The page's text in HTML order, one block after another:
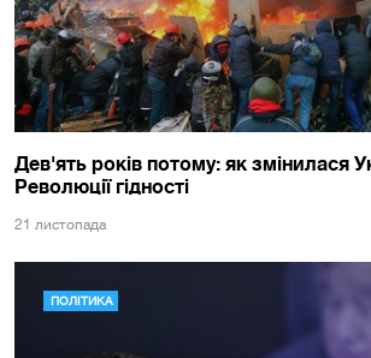
Дев'ять років потому: як змінилася
Революції гідності
21 листопада
ПОЛІТИКА